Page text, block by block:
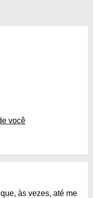
você
às vezes, até me